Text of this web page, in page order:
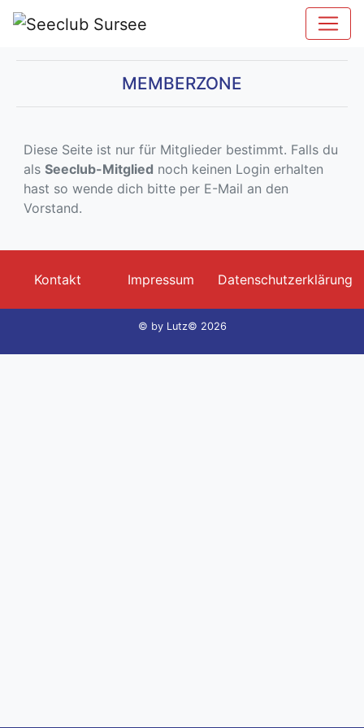
MEMBERZONE
Diese Seite ist nur für Mitglieder bestimmt. Falls du
als Seeclub-Mitglied noch keinen Login erhalten
hast so wende dich bitte per E-Mail an den
Vorstand.
Kontakt Impressum Datenschutzerklärung
© by Lutz© 2026